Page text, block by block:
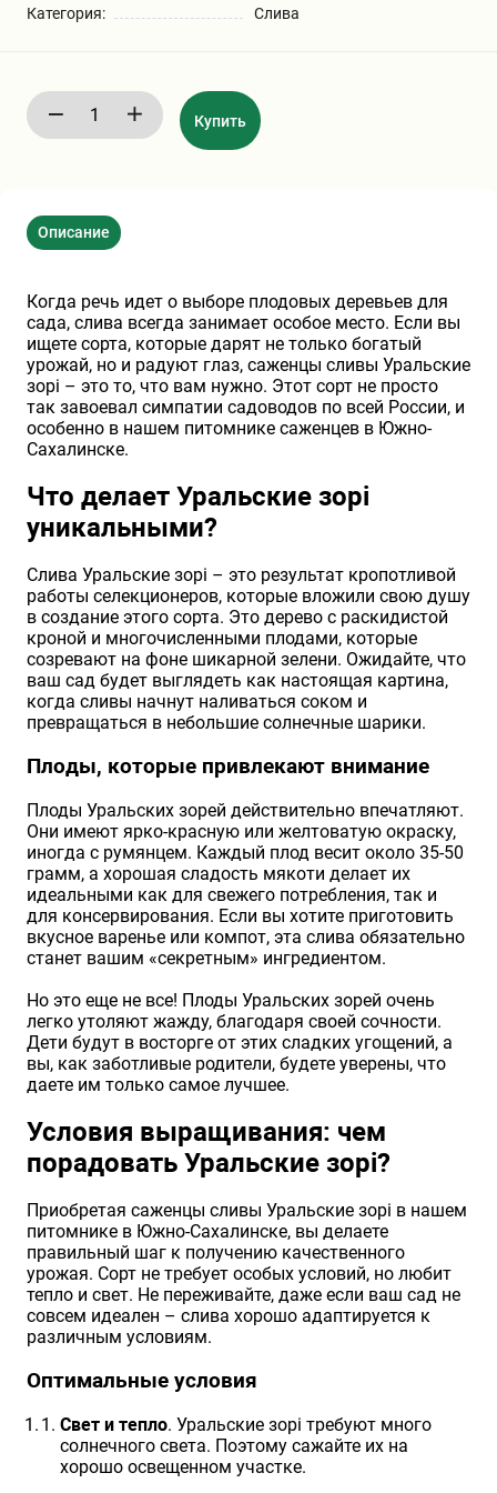
Шарафуга
Бирючина
Плющ
Кустарники
ПАМПАСНАЯ ТРАВА
(КОРТАДЕРИЯ)
Кизильник саженец
Олеандр саженцы
Экзотические растения
Декоративные саженцы
Хвойные саженцы
Клематис
Глициния
Гвоздика саженцы
Хризантемы саженцы
Зелень и пряные травы
Категория: Слива
Купить
Описание
Когда речь идет о выборе плодовых деревьев для
сада, слива всегда занимает особое место. Если вы
ищете сорта, которые дарят не только богатый
урожай, но и радуют глаз, саженцы сливы Уральские
зорі – это то, что вам нужно. Этот сорт не просто
так завоевал симпатии садоводов по всей России, и
особенно в нашем питомнике саженцев в Южно-
Сахалинске.
Что делает Уральские зорі
уникальными?
Слива Уральские зорі – это результат кропотливой
работы селекционеров, которые вложили свою душу
в создание этого сорта. Это дерево с раскидистой
кроной и многочисленными плодами, которые
созревают на фоне шикарной зелени. Ожидайте, что
ваш сад будет выглядеть как настоящая картина,
когда сливы начнут наливаться соком и
превращаться в небольшие солнечные шарики.
Плоды, которые привлекают внимание
Плоды Уральских зорей действительно впечатляют.
Они имеют ярко-красную или желтоватую окраску,
иногда с румянцем. Каждый плод весит около 35-50
грамм, а хорошая сладость мякоти делает их
идеальными как для свежего потребления, так и
для консервирования. Если вы хотите приготовить
вкусное варенье или компот, эта слива обязательно
станет вашим «секретным» ингредиентом.
Но это еще не все! Плоды Уральских зорей очень
легко утоляют жажду, благодаря своей сочности.
Дети будут в восторге от этих сладких угощений, а
вы, как заботливые родители, будете уверены, что
даете им только самое лучшее.
Условия выращивания: чем
порадовать Уральские зорі?
Приобретая саженцы сливы Уральские зорі в нашем
питомнике в Южно-Сахалинске, вы делаете
правильный шаг к получению качественного
урожая. Сорт не требует особых условий, но любит
тепло и свет. Не переживайте, даже если ваш сад не
совсем идеален – слива хорошо адаптируется к
различным условиям.
Оптимальные условия
Свет и тепло. Уральские зорі требуют много
солнечного света. Поэтому сажайте их на
хорошо освещенном участке.